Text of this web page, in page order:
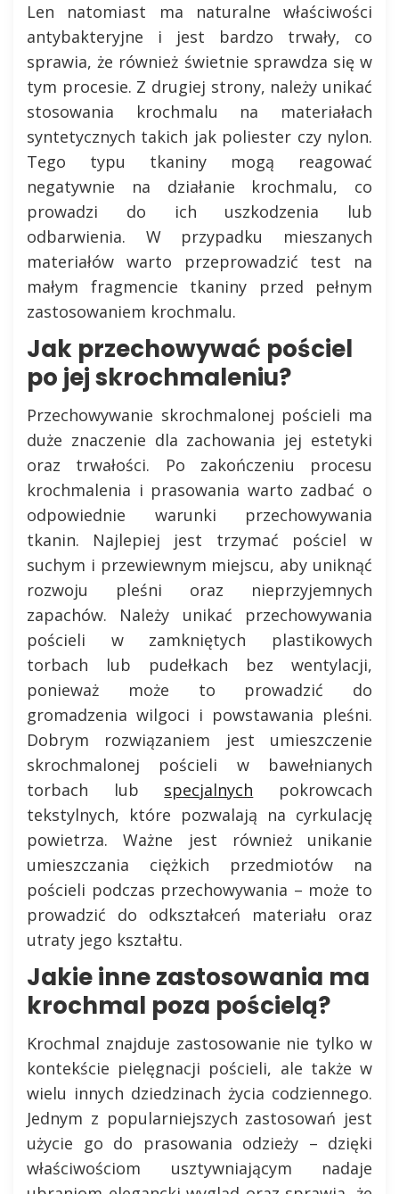
Len natomiast ma naturalne właściwości
antybakteryjne i jest bardzo trwały, co
sprawia, że również świetnie sprawdza się w
tym procesie. Z drugiej strony, należy unikać
stosowania krochmalu na materiałach
syntetycznych takich jak poliester czy nylon.
Tego typu tkaniny mogą reagować
negatywnie na działanie krochmalu, co
prowadzi do ich uszkodzenia lub
odbarwienia. W przypadku mieszanych
materiałów warto przeprowadzić test na
małym fragmencie tkaniny przed pełnym
zastosowaniem krochmalu.
Jak przechowywać pościel
po jej skrochmaleniu?
Przechowywanie skrochmalonej pościeli ma
duże znaczenie dla zachowania jej estetyki
oraz trwałości. Po zakończeniu procesu
krochmalenia i prasowania warto zadbać o
odpowiednie warunki przechowywania
tkanin. Najlepiej jest trzymać pościel w
suchym i przewiewnym miejscu, aby uniknąć
rozwoju pleśni oraz nieprzyjemnych
zapachów. Należy unikać przechowywania
pościeli w zamkniętych plastikowych
torbach lub pudełkach bez wentylacji,
ponieważ może to prowadzić do
gromadzenia wilgoci i powstawania pleśni.
Dobrym rozwiązaniem jest umieszczenie
skrochmalonej pościeli w bawełnianych
torbach lub specjalnych pokrowcach
tekstylnych, które pozwalają na cyrkulację
powietrza. Ważne jest również unikanie
umieszczania ciężkich przedmiotów na
pościeli podczas przechowywania – może to
prowadzić do odkształceń materiału oraz
utraty jego kształtu.
Jakie inne zastosowania ma
krochmal poza pościelą?
Krochmal znajduje zastosowanie nie tylko w
kontekście pielęgnacji pościeli, ale także w
wielu innych dziedzinach życia codziennego.
Jednym z popularniejszych zastosowań jest
użycie go do prasowania odzieży – dzięki
właściwościom usztywniającym nadaje